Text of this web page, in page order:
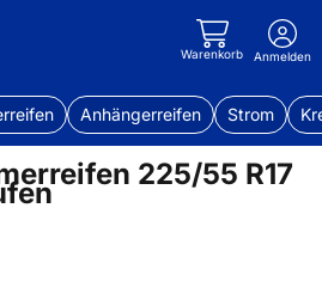
Warenkorb Anmelden
Anhängerreifen Strom
225/55 R17